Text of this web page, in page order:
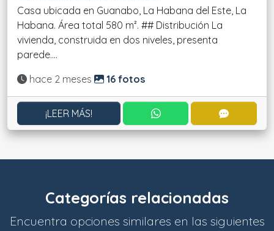
Casa ubicada en Guanabo, La Habana del Este, La
Habana. Área total 580 m². ## Distribución La
vivienda, construida en dos niveles, presenta
parede....
Actualizado:
hace 2 meses 16 fotos
¡LEER MÁS! CONTACTAR POR
Categorías relacionadas
Encuentra opciones similares en las siguientes